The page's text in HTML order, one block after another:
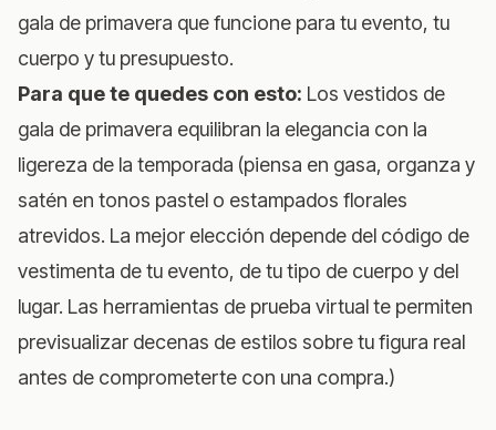
gala de primavera que funcione para tu evento, tu
cuerpo y tu presupuesto.
Para que te quedes con esto: Los vestidos de
gala de primavera equilibran la elegancia con la
ligereza de la temporada (piensa en gasa, organza y
satén en tonos pastel o estampados florales
atrevidos. La mejor elección depende del código de
vestimenta de tu evento, de tu tipo de cuerpo y del
lugar. Las herramientas de prueba virtual te permiten
previsualizar decenas de estilos sobre tu figura real
antes de comprometerte con una compra.)